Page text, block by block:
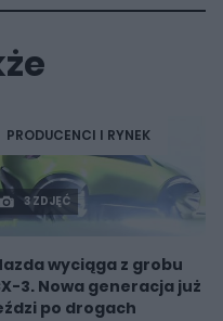
PRODUCENCI I RYNEK
3 ZDJĘĆ
wyciąga z grobu
3. Nowa generacja już
po drogach